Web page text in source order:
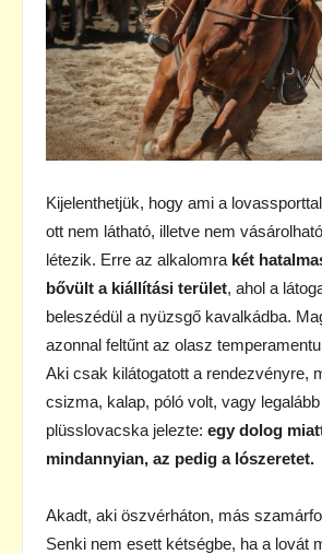
Kijelenthetjük, hogy ami a
ott nem látható, illetve nem
létezik. Erre az alkalomra két
bővült a kiállítási terület, ahol a
beleszédül a nyüzsgő kavalkádba.
azonnal feltűnt az olasz
Aki csak kilátogatott a rendezvényre,
csizma, kalap, póló volt, vagy
plüsslovacska jelezte: egy dolog
mindannyian, az pedig a lószeretet.
Akadt, aki öszvérháton, más
Senki nem esett kétségbe, ha a lovát